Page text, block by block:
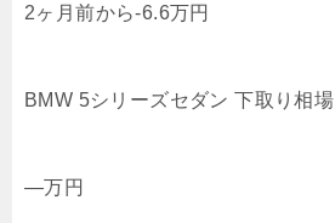
2ヶ月前から-6.6万円
BMW 5シリーズセダン 下取り相場
—万円